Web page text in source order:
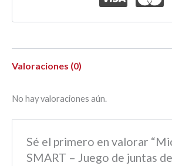
Valoraciones (0)
No hay valoraciones aún.
Sé el primero en valorar
SMART – Juego de juntas